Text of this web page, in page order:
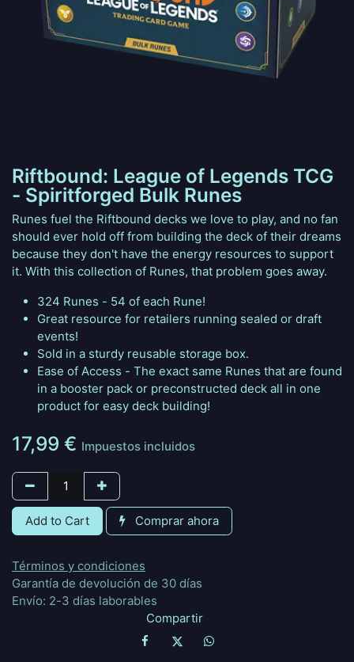
Riftbound: League of Legends TCG
- Spiritforged Bulk Runes
Runes fuel the Riftbound decks we love to play, and no fan
should ever hold off from building the deck of their dreams
because they don't have the energy resources to support
it. With this collection of Runes, that problem goes away.
324 Runes - 54 of each Rune!
Great resource for retailers running sealed or draft
events!
Sold in a sturdy reusable storage box.
Ease of Access - The exact same Runes that are found
in a booster pack or preconstructed deck all in one
product for easy deck building!
17,99 € Impuestos incluidos
Add to Cart Comprar ahora
Términos y condiciones
Garantía de devolución de 30 días
Envío: 2-3 días laborables
Compartir